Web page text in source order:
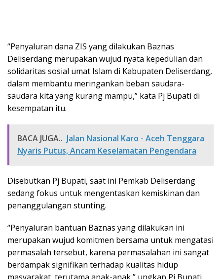
“Penyaluran dana ZIS yang dilakukan Baznas
Deliserdang merupakan wujud nyata kepedulian dan
solidaritas sosial umat Islam di Kabupaten Deliserdang,
dalam membantu meringankan beban saudara-
saudara kita yang kurang mampu,” kata Pj Bupati di
kesempatan itu.
BACA JUGA.. Jalan Nasional Karo - Aceh Tenggara
Nyaris Putus, Ancam Keselamatan Pengendara
Disebutkan Pj Bupati, saat ini Pemkab Deliserdang
sedang fokus untuk mengentaskan kemiskinan dan
penanggulangan stunting.
“Penyaluran bantuan Baznas yang dilakukan ini
merupakan wujud komitmen bersama untuk mengatasi
permasalah tersebut, karena permasalahan ini sangat
berdampak signifikan terhadap kualitas hidup